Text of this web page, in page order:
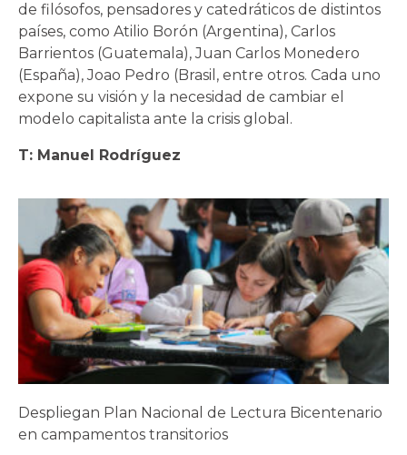
de filósofos, pensadores y catedráticos de distintos
países, como Atilio Borón (Argentina), Carlos
Barrientos (Guatemala), Juan Carlos Monedero
(España), Joao Pedro (Brasil, entre otros. Cada uno
expone su visión y la necesidad de cambiar el
modelo capitalista ante la crisis global.
T: Manuel Rodríguez
Despliegan Plan Nacional de Lectura Bicentenario
en campamentos transitorios